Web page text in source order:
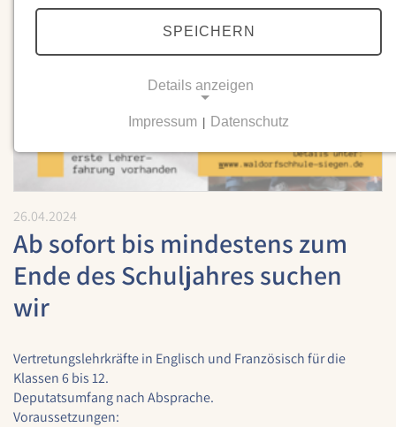
26.04.2024
Ab sofort bis mindestens zum
Ende des Schuljahres suchen
wir
Vertretungslehrkräfte in Englisch und Französisch für die
Klassen 6 bis 12.
Deputatsumfang nach Absprache.
Voraussetzungen:
SPEICHERN
Details anzeigen
Notwendige Cookies ermöglichen grundlegende
Funktionen und sind für die einwandfreie Funktion
Einverständnis-Cookie
Name:
Dieser Cookie speichert die ausgewählten
Einverständnis-Optionen des Benutzers
Cookie Laufzeit:
1 Jahr
Impressum Datenschutz